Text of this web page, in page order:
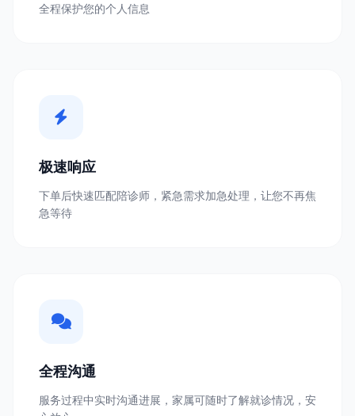
全程保护您的个人信息
极速响应
下单后快速匹配陪诊师，紧急需求加急处理，让您不再焦
急等待
全程沟通
服务过程中实时沟通进展，家属可随时了解就诊情况，安